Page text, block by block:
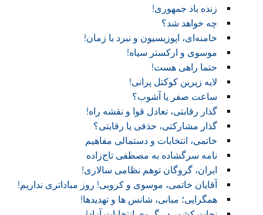
زنده باد جمهوری!
چه خواهد شد؟
خامنه‌ای، اپوزیسیون و نبرد با زمان!
موسوی و ارکستر سیاه!
حتما راهی هست!
لایه زیرین کوکتل پرانی!
ساعت صفر یا آشوب؟
گذار رقابتی، تعادل قوا و نقشه راه!‏
گذار مشارکتی، حذفی یا رقابتی؟
خاتمی، انتخابات و دستمالی مفاهیم
نامه سرگشاده به مصطفی تاج‌زاده
ایران، گروگان توهم نظامی سالاری!
آقایان خاتمی، موسوی و کروبی! روز مباداتری نداریم!‏
همگرایی؛ مبانی، شانس ها و تهدیدها!